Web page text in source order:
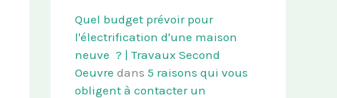
Quel budget prévoir pour
l'électrification d'une maison
neuve ? | Travaux Second
Oeuvre dans 5 raisons qui vous
obligent à contacter un